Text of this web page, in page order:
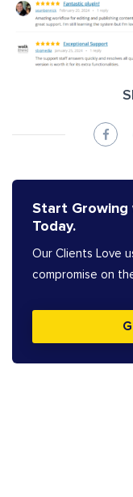
Start Growing
Today.
Our Clients Love
compromise on